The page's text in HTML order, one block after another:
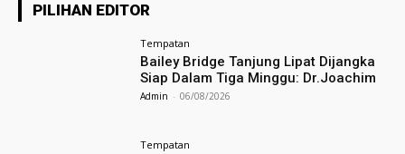
PILIHAN EDITOR
Tempatan
Bailey Bridge Tanjung Lipat Dijangka
Siap Dalam Tiga Minggu: Dr.Joachim
Admin - 06/08/2026
Tempatan